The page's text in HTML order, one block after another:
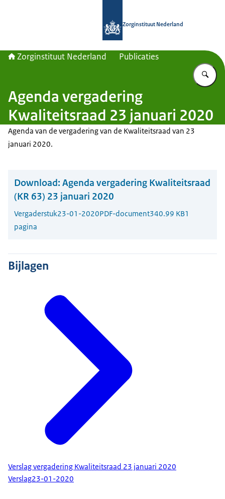
Zorginstituut Nederland
Zorginstituut Nederland Publicaties
Agenda vergadering
Kwaliteitsraad 23 januari 2020
Agenda van de vergadering van de Kwaliteitsraad van 23
januari 2020.
Download: Agenda vergadering Kwaliteitsraad
(KR 63) 23 januari 2020
Vergaderstuk23-01-2020PDF-document340.99 KB1
pagina
Bijlagen
Verslag vergadering Kwaliteitsraad 23 januari 2020
Verslag23-01-2020